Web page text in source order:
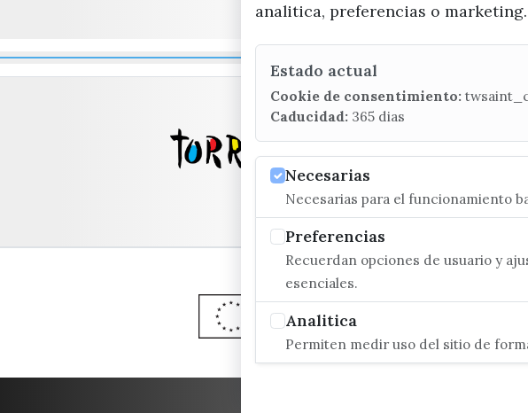
x / twitter
C/
analitica, preferencias o marketing.
Estado actual
Cookie de consentimiento:
Caducidad: 365 dias
Necesarias
Necesarias para el funcionamiento
Preferencias
Recuerdan opciones de usuario y
esenciales.
Analitica
Permiten medir uso del sitio de